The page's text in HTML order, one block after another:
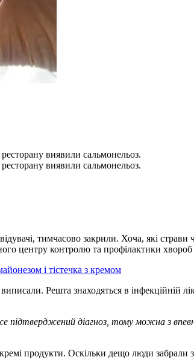
виявили сальмонельоз.
виявили сальмонельоз.
тимчасово закрили. Хоча, які
центру контролю та профілактики
і тістечка з кремом
Решта знаходяться в інфекційній
діагноз, тому можна з
продукти. Оскільки дещо люди забрали